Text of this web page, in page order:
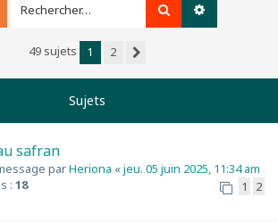
Rechercher
49 sujets 1
2
Sujets
safran
parHeriona «jeu. 05 juin 2025, 11:34 am
: 18 1 2